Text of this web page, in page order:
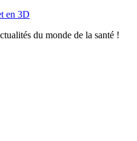
en 3D
du monde de la santé !